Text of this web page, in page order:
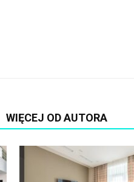
WIĘCEJ OD AUTORA